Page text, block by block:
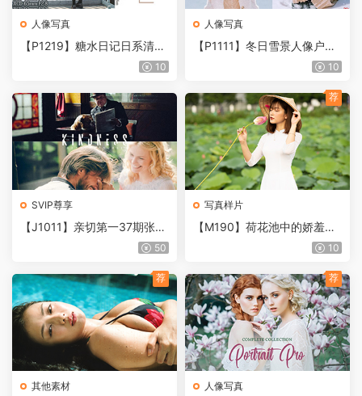
人像写真
【P1219】糖水日记日系清新
少女风写真2022年预设合集+
10
人像写真
【P1111】冬日雪景人像户外
清新写真PS/LR/手机LR/LUT
10
SVIP尊享
【J1011】亲切第一37期张蕾
同学ps修图教程商业人像色彩
50
写真样片
【M190】荷花池中的娇羞少
女RAW原片14P，调色修图练
10
荐
其他素材
荐
人像写真
荐